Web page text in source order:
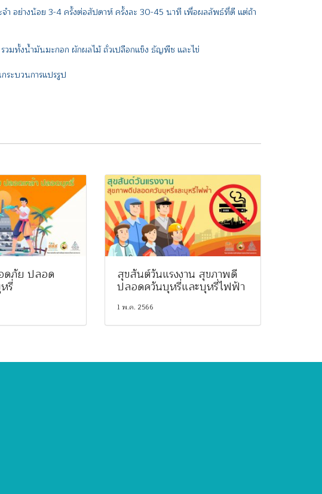
อย่างน้อย 3-4 ครั้งต่อสัปดาห์ ครั้งละ 30-45 นาที เพื่อผลลัพธ์ที่ดี แต่ถ้า
ทั้งน้ำมันมะกอก ผักผลไม้ ถั่วเปลือกแข็ง ธัญพืช และไข่
ะบวนการแปรรูป
ดภัย ปลอด
รี่
สุขสันต์วันแรงงาน สุขภาพดี
ปลอดควันบุหรี่และบุหรี่ไฟฟ้า
1 พ.ค. 2566